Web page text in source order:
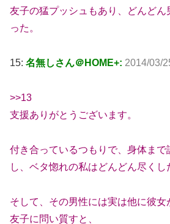
友子の猛プッシュもあり、どんど
った。
15: 名無しさん＠HOME+: 2014/03/
>>13
支援ありがとうございます。
付き合っているつもりで、身体まで
し、ベタ惚れの私はどんどん尽くし
そして、その男性には実は他に彼女
友子に問い質すと、